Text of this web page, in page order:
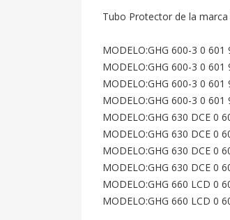
Tubo Protector de la
MODELO:GHG 600-3 0 601
MODELO:GHG 600-3 0 601
MODELO:GHG 600-3 0 601
MODELO:GHG 600-3 0 601
MODELO:GHG 630 DCE 0
MODELO:GHG 630 DCE 0
MODELO:GHG 630 DCE 0
MODELO:GHG 630 DCE 0
MODELO:GHG 660 LCD 0
MODELO:GHG 660 LCD 0